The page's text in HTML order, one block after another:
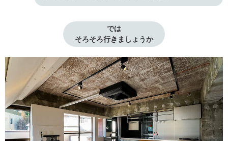
では
そろそろ行きましょうか